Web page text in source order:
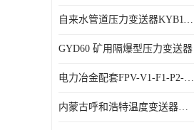
自来水管道压力变送器KYB11G03M2型号 使用方便
GYD60 矿用隔爆型压力变送器
电力冶金配套FPV-V1-F1-P2-03电压变送器
内蒙古呼和浩特温度变送器配套罐旁显示仪供应 性能稳定